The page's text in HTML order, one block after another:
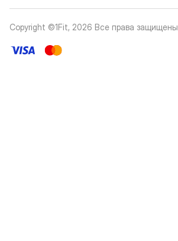
Copyright ©1Fit, 2026 Все права защищены